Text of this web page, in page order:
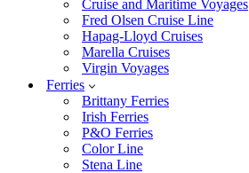
Cruise and Maritime Voyages
Fred Olsen Cruise Line
Hapag-Lloyd Cruises
Marella Cruises
Virgin Voyages
Ferries
Brittany Ferries
Irish Ferries
P&O Ferries
Color Line
Stena Line